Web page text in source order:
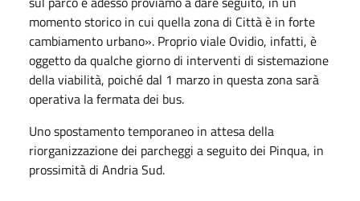
momento storico in cui quella zona di Città è in forte
cambiamento urbano». Proprio viale Ovidio, infatti, è
oggetto da qualche giorno di interventi di sistemazione
della viabilità, poiché dal 1 marzo in questa zona sarà
operativa la fermata dei bus.
Uno spostamento temporaneo in attesa della
riorganizzazione dei parcheggi a seguito dei Pinqua, in
prossimità di Andria Sud.